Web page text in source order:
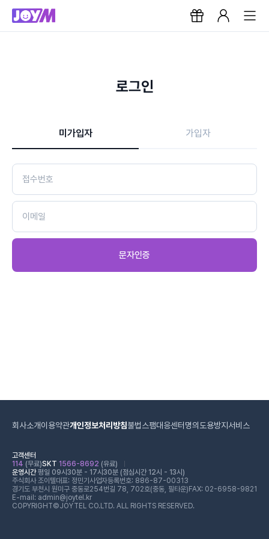
로그인
미가입자 가입자
문자인증
회사소개이용약관개인정보처리방침불법스팸대응센터 명의도용방지서비스
고객센터
114 (무료)SKT 1566-8692 (유료)
운영시간평일 09시30분 - 17시30분 (점심시간 12시 - 13시)
주식회사 조이텔대표: 정민기 사업자등록번호: 886-87-00313
경기도 부천시 원미구 중동로254번길 78, 702호(중동, 필타운) FAX: 02-6958-9821
E-mail: admin@joytel.kr
COPYRIGHT©JOYTEL CO.LTD. ALL RIGHTS RESERVED.